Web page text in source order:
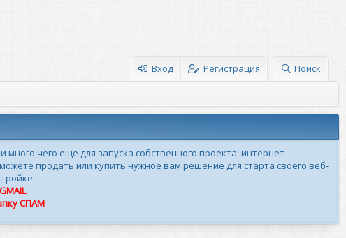
Вход Регистрация Поиск
чего еще для запуска собственного проекта: интернет-
продать или купить нужное вам решение для старта своего веб-
СПАМ